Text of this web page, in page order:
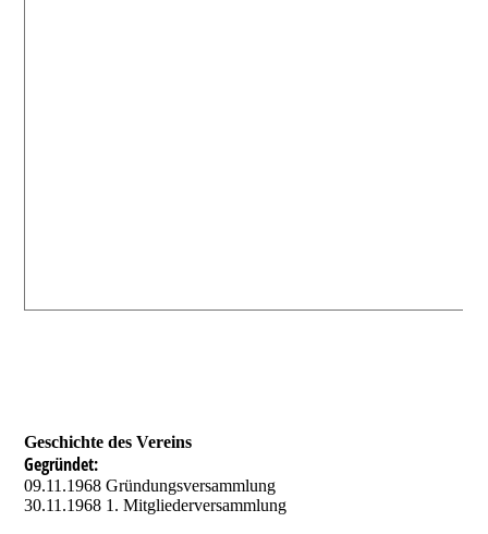
Geschichte des Vereins
Gegründet:
09.11.1968 Gründungsversammlung
30.11.1968 1. Mitgliederversammlung